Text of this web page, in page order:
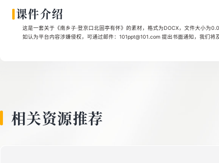
课件介绍
这是一套关于《南乡子·登京口北固亭有怀》的素材，格式为DOCX，文件大小为
如认为平台内容涉嫌侵权，可通过邮件：101ppt@101.com 提出书面通知，我们将
相关资源推荐